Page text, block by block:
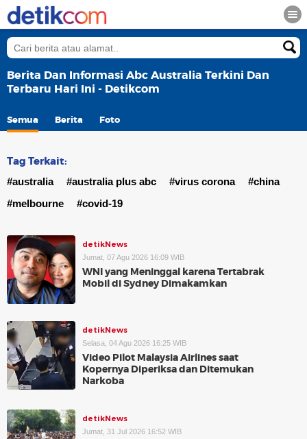
Berita Dan Informasi Abc Australia Terkini Dan
Terbaru Hari Ini - Detikcom
Semua Berita Foto
Tag Terkait:
#australia #australia plus abc #virus corona
#china
#melbourne
#covid-19
detikNews
Jumat, 07 Agu 2026 16:09 WIB
WNI yang Meninggal karena Tertabrak
Mobil di Sydney Dimakamkan
detikNews
Selasa, 04 Agu 2026 16:25 WIB
Video Pilot Malaysia Airlines saat
Kopernya Diperiksa dan Ditemukan
Narkoba
detikNews
Jumat, 31 Jul 2026 16:52 WIB